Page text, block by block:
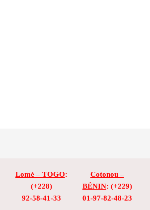
Lomé – TOGO:
(+228)
92-58-41-33
Cotonou –
BÉNIN: (+229)
01-97-82-48-23